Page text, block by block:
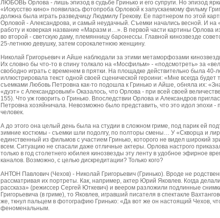
ЛЮБОВЬ Орлова - лишь эпизод в судьбе Гринько и его супруги. Но эпизод
«Искусство кино» появилась фотопроба Орловой к запускаемому фильму
должна была играть разведчицу Людмилу Грекову. Ее партнером по этой
Орловой - Александрова, и самый неудачный. Съемки начались весной. И
работу и коверкая название «Маразм и…». В первой части картины Орлова
во второй - светскую даму, племянницу баронессы. Главной кинозвезде
25-летнюю девушку, затем сорокалетнюю женщину.
Николай Григорьевич и Айше наблюдали за этими метаморфозами
Их словно бы что-то в спину толкало на «Мосфильм» - «подсмотреть» за
свободно играть с временем в прятки. На площадке действительно была
иллюстрировала текст одной своей сценической героини: «Мне всегда
съемками Любовь Петровна как-то подошла к Гринько и Айше, обняла их:
«дуэт» с Александровым!» Оказалось, что Орлова - при всей своей
155). Что уж говорить о Гринько. Впоследствии Орлова и Александров
Петровна хозяйничала. Невозможно было представить, что это идол
человек.
А до этого она целый день была на студии в сложном гриме, под парик ей
зимние костюмы - съемки шли подолгу, по полторы смены… У «Скворца и
единственный из фильмов с участием Гринько, которого не видел широкий
всем. Ситуацию не спасали даже отличные актеры. Орлова настрого
только в год столетнего юбилея кинозвезды эту ленту в удобное эфирное
каналов. Возможно, с целью дискредитации? Только кого?
АНТОН Павлович (Чехов) - Николай Григорьевич (Гринько). Вроде не
рассматривая их портреты. Как, например, актер Юрий Яковлев. Когда
рассказа» (режиссер Сергей Юткевич) и веером разложили подлинные
Григорьевича (в гриме), то Яковлев, игравший писателя в спектакле
же, ткнул пальцем в фотографию Гринько: «Да вот же он настоящий Чехов,
феноменальным.